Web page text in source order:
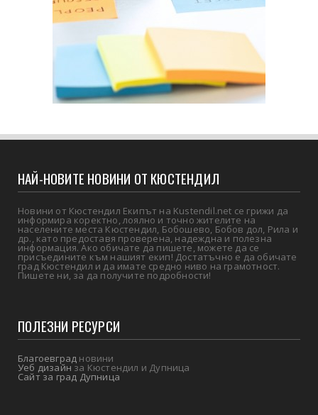
НАЙ-НОВИТЕ НОВИНИ ОТ КЮСТЕНДИЛ
Новини от Кюстендил Екипът на Kustendil.net се грижи да
информира коректно, лоялно и точно жителите на
населените места Кюстендил, Бобошево, Бобов дол, Рила и
др., като предоставя проверена, надеждна и полезна
информация. Ако обичате да пишете, можете да се
присъедините към нашият екип! Достатъчно е да обичате
град Кюстендил и да имате средно ниво на грамотност.
Пишете ни, за да получите подробности!
ПОЛЕЗНИ РЕСУРСИ
Благоевград новини
Уеб дизайнза Кюстендил и Дупница
Сайт за град Дупница